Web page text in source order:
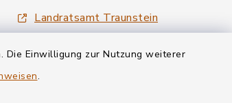
Die Einwilligung zur Nutzung weiterer
.
Landratsamt Traunstein
Tourismus Siegsdorf
Wirtschaftsregion Chiemgau